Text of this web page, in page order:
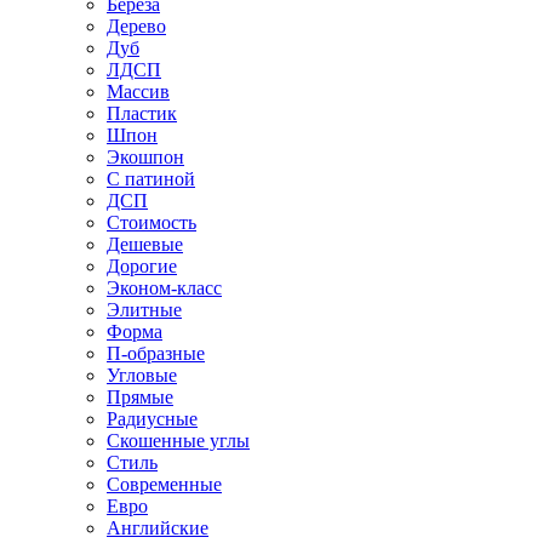
Береза
Дерево
Дуб
ЛДСП
Массив
Пластик
Шпон
Экошпон
С патиной
ДСП
Стоимость
Дешевые
Дорогие
Эконом-класс
Элитные
Форма
П-образные
Угловые
Прямые
Радиусные
Скошенные углы
Стиль
Современные
Евро
Английские